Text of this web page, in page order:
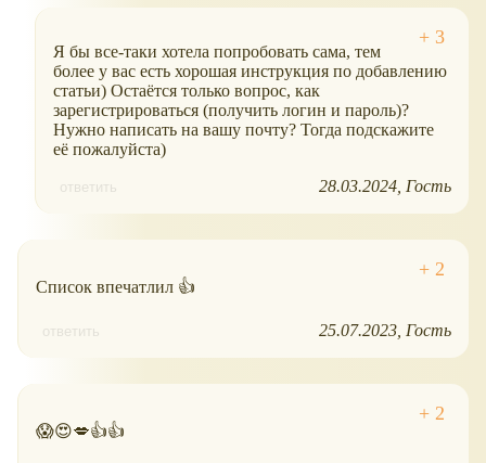
Я бы все-таки хотела попробовать сама, тем
более у вас есть хорошая инструкция по добавлению
статьи) Остаётся только вопрос, как
зарегистрироваться (получить логин и пароль)?
Нужно написать на вашу почту? Тогда подскажите
её пожалуйста)
ответить 28.03.2024 Гость
Список впечатлил 👍
ответить 25.07.2023 Гость
😱😍💋👍👍